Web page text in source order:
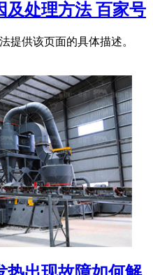
及处理方法 百家号
提供该页面的具体描述。